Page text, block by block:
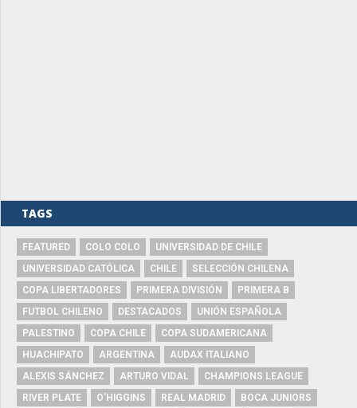
TAGS
FEATURED COLO COLO
UNIVERSIDAD DE CHILE
UNIVERSIDAD CATÓLICA
CHILE
SELECCIÓN CHILENA
COPA LIBERTADORES
PRIMERA DIVISIÓN
PRIMERA B
FUTBOL CHILENO
DESTACADOS
UNIÓN ESPAÑOLA
PALESTINO
COPA CHILE
COPA SUDAMERICANA
HUACHIPATO
ARGENTINA
AUDAX ITALIANO
ALEXIS SÁNCHEZ
ARTURO VIDAL
CHAMPIONS LEAGUE
RIVER PLATE
O'HIGGINS REAL MADRID
BOCA JUNIORS